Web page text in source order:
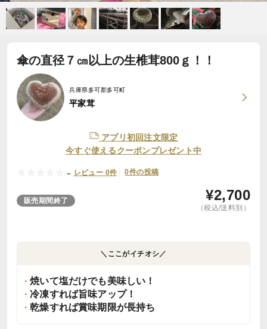
傘の直径７㎝以上の生椎茸800ｇ！！
兵庫県多可郡多可町
平家茸
アプリ初回注文限定
今すぐ使えるクーポンプレゼント中
- レビュー 0件 0件の投稿
販売期間終了 ¥2,700
（税込/送料別）
＼ここがイチオシ／
焼いて塩だけでも美味しい！
冷凍すれば旨味アップ！
乾燥すれば賞味期限が長持ち